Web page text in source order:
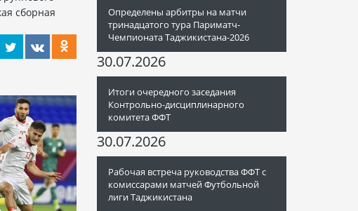
сборная
Определены арбитры на матчи
тринадцатого тура Париматч-
Чемпионата Таджикистана-2026
30.07.2026
Итоги очередного заседания
Контрольно-дисциплинарного
комитета ФФТ
30.07.2026
Рабочая встреча руководства ФФТ с
комиссарами матчей Футбольной
лиги Таджикистана